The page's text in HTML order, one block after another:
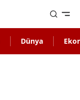
Dünya